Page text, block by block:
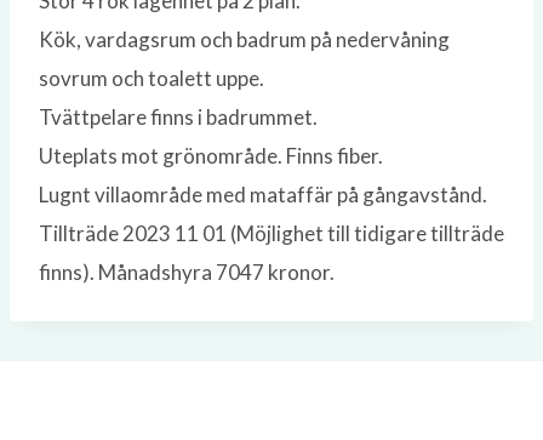
Kök, vardagsrum och badrum på nedervåning
sovrum och toalett uppe.
Tvättpelare finns i badrummet.
Uteplats mot grönområde. Finns fiber.
Lugnt villaområde med mataffär på gångavstånd.
Tillträde 2023 11 01 (Möjlighet till tidigare tillträde
finns). Månadshyra 7047 kronor.